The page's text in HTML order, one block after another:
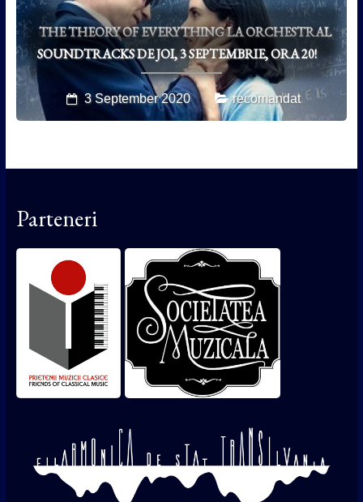
THE THEORY OF EVERYTHING LA ORCHESTRAL
SOUNDTRACKS DE JOI, 3 SEPTEMBRIE, ORA 20!
3 September 2020 recomandat
Parteneri